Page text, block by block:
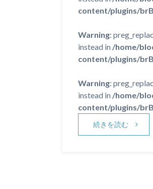
content/plugins/
Warning:
instead in /home/
content/plugins/
Warning:
instead in /home/
content/plugins/
続きを読む